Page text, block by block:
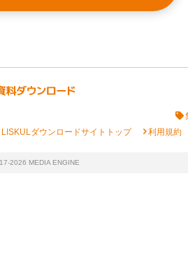
LISKULダウンロードサイトトップ chevron_right利用規約
2026 MEDIA ENGINE